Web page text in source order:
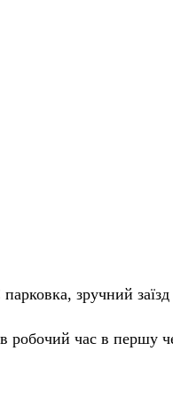
зручний
робочий час в першу